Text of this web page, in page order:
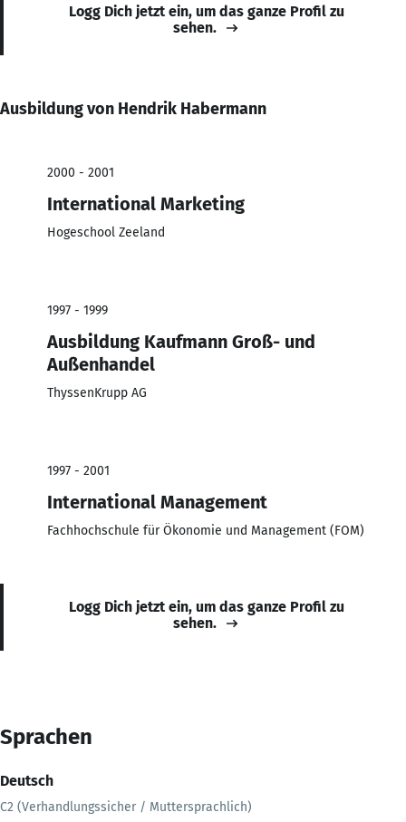
Logg Dich jetzt ein, um das ganze Profil zu
sehen.
Ausbildung von Hendrik Habermann
2000 - 2001
International Marketing
Hogeschool Zeeland
1997 - 1999
Ausbildung Kaufmann Groß- und
Außenhandel
ThyssenKrupp AG
1997 - 2001
International Management
Fachhochschule für Ökonomie und Management (FOM)
Logg Dich jetzt ein, um das ganze Profil zu
sehen.
Sprachen
Deutsch
C2 (Verhandlungssicher / Muttersprachlich)